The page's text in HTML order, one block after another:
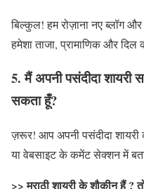
बिल्कुल! हम रोज़ाना नए ब्लॉग
हमेशा ताजा, प्रामाणिक और
5. मैं अपनी पसंदीदा शायरी
सकता हूँ?
ज़रूर! आप अपनी पसंदीदा
या वेबसाइट के कमेंट सेक्शन में
>> मराठी शायरी के शौक़ीन हैं ?